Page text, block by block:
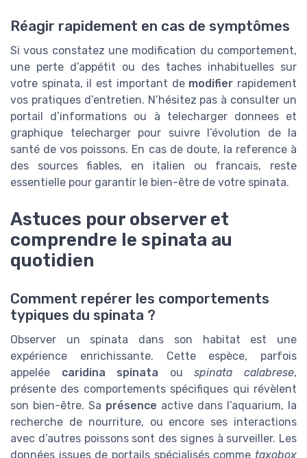
Réagir rapidement en cas de symptômes
Si vous constatez une modification du comportement,
une perte d’appétit ou des taches inhabituelles sur
votre spinata, il est important de modifier rapidement
vos pratiques d’entretien. N’hésitez pas à consulter un
portail d’informations ou à telecharger donnees et
graphique telecharger pour suivre l’évolution de la
santé de vos poissons. En cas de doute, la reference à
des sources fiables, en italien ou francais, reste
essentielle pour garantir le bien-être de votre spinata.
Astuces pour observer et
comprendre le spinata au
quotidien
Comment repérer les comportements
typiques du spinata ?
Observer un spinata dans son habitat est une
expérience enrichissante. Cette espèce, parfois
appelée caridina spinata ouspinata calabrese,
présente des comportements spécifiques qui révèlent
son bien-être. Sa présence active dans l’aquarium, la
recherche de nourriture, ou encore ses interactions
avec d’autres poissons sont des signes à surveiller. Les
données issues de portails spécialisés comme taxobox